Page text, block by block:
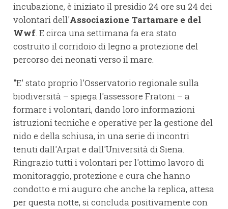
incubazione, è iniziato il presidio 24 ore su 24 dei
volontari dell'Associazione Tartamare e del
Wwf. E circa una settimana fa era stato
costruito il corridoio di legno a protezione del
percorso dei neonati verso il mare.
"E' stato proprio l'Osservatorio regionale sulla
biodiversità – spiega l'assessore Fratoni – a
formare i volontari, dando loro informazioni
istruzioni tecniche e operative per la gestione del
nido e della schiusa, in una serie di incontri
tenuti dall'Arpat e dall'Università di Siena.
Ringrazio tutti i volontari per l'ottimo lavoro di
monitoraggio, protezione e cura che hanno
condotto e mi auguro che anche la replica, attesa
per questa notte, si concluda positivamente con